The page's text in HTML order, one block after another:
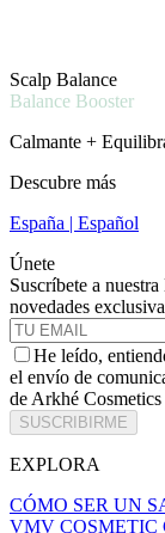
Scalp Balance
Balance Booster
Calmante +
Descubre más
España | Español
Únete
Suscríbete a
novedades
He leído,
el envío de
de Arkhé Cosmetics
SUSCRIBIRME
EXPLORA
CÓMO SER UN
VMV COSMETIC